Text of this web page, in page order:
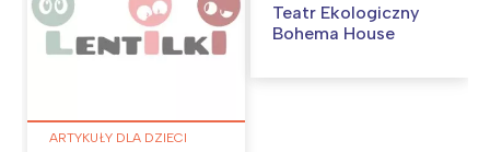
ARTYKUŁY DLA DZIECI
Teatr Ekologiczny
Bohema House